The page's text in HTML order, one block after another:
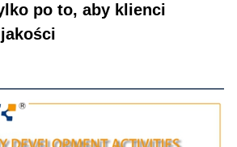
po to, aby klienci